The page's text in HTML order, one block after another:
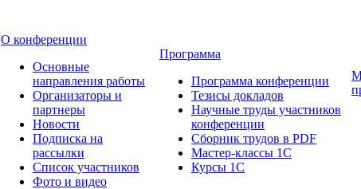
О конференции
Основные
направления работы
Организаторы и
партнеры
Новости
Подписка на
рассылки
Список участников
Фото и видео
Программа
Программа конференции
Тезисы докладов
Научные труды участников
конференции
Сборник трудов в PDF
Мастер-классы 1С
Курсы 1С